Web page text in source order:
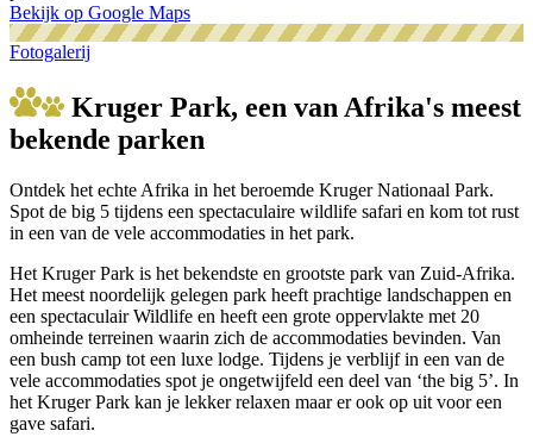
Bekijk op Google Maps
Fotogalerij
Kruger Park, een van Afrika's meest
bekende parken
Ontdek het echte Afrika in het beroemde Kruger Nationaal Park.
Spot de big 5 tijdens een spectaculaire wildlife safari en kom tot rust
in een van de vele accommodaties in het park.
Het Kruger Park is het bekendste en grootste park van Zuid-Afrika.
Het meest noordelijk gelegen park heeft prachtige landschappen en
een spectaculair Wildlife en heeft een grote oppervlakte met 20
omheinde terreinen waarin zich de accommodaties bevinden. Van
een bush camp tot een luxe lodge. Tijdens je verblijf in een van de
vele accommodaties spot je ongetwijfeld een deel van ‘the big 5’. In
het Kruger Park kan je lekker relaxen maar er ook op uit voor een
gave safari.